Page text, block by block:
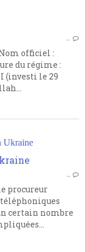
…
officiel :
du régime :
(investi le 29
Ukraine
…
procureur
certain nombre